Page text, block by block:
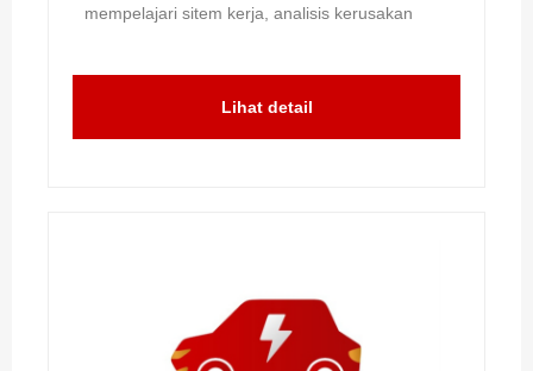
mempelajari sitem kerja, analisis kerusakan
Lihat detail